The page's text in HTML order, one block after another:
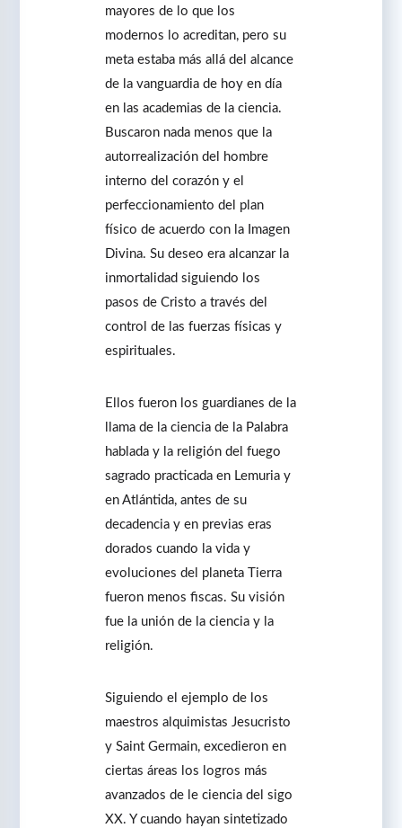
mayores de lo que los
modernos lo acreditan, pero su
meta estaba más allá del alcance
de la vanguardia de hoy en día
en las academias de la ciencia.
Buscaron nada menos que la
autorrealización del hombre
interno del corazón y el
perfeccionamiento del plan
físico de acuerdo con la Imagen
Divina. Su deseo era alcanzar la
inmortalidad siguiendo los
pasos de Cristo a través del
control de las fuerzas físicas y
espirituales.
Ellos fueron los guardianes de la
llama de la ciencia de la Palabra
hablada y la religión del fuego
sagrado practicada en Lemuria y
en Atlántida, antes de su
decadencia y en previas eras
dorados cuando la vida y
evoluciones del planeta Tierra
fueron menos fiscas. Su visión
fue la unión de la ciencia y la
religión.
Siguiendo el ejemplo de los
maestros alquimistas Jesucristo
y Saint Germain, excedieron en
ciertas áreas los logros más
avanzados de le ciencia del sigo
XX. Y cuando hayan sintetizado